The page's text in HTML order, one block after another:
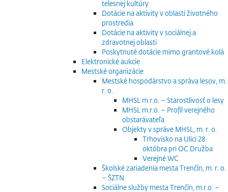
telesnej kultúry
Dotácie na aktivity v oblasti životného
prostredia
Dotácie na aktivity v sociálnej a
zdravotnej oblasti
Poskytnuté dotácie mimo grantové kolá
Elektronické aukcie
Mestské organizácie
Mestské hospodárstvo a správa lesov, m.
r. o.
MHSL m.r.o. – Starostlivosť o lesy
MHSL m.r.o. – Profil verejného
obstarávateľa
Objekty v správe MHSL, m. r. o.
Trhovisko na Ulici 28.
októbra pri OC Družba
Verejné WC
Školské zariadenia mesta Trenčín, m. r. o.
– ŠZTN
Sociálne služby mesta Trenčín, m.r.o. –